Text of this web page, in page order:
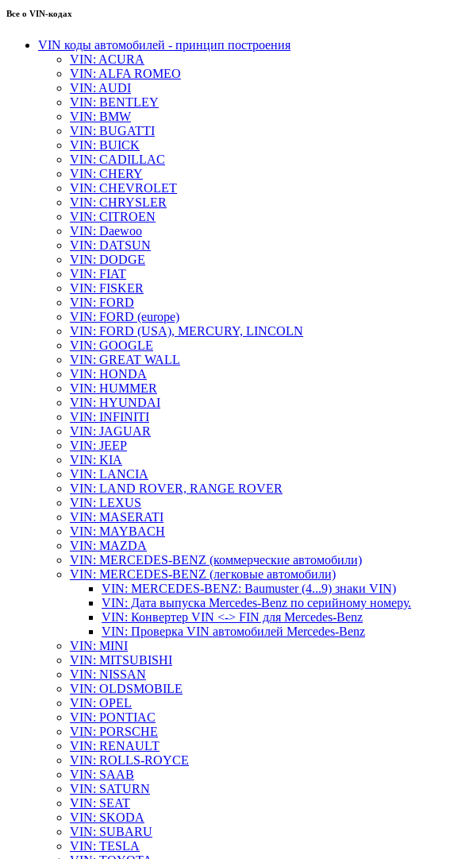
Все о VIN-кодах
VIN коды автомобилей - принцип построения
VIN: ACURA
VIN: ALFA ROMEO
VIN: AUDI
VIN: BENTLEY
VIN: BMW
VIN: BUGATTI
VIN: BUICK
VIN: CADILLAC
VIN: CHERY
VIN: CHEVROLET
VIN: CHRYSLER
VIN: CITROEN
VIN: Daewoo
VIN: DATSUN
VIN: DODGE
VIN: FIAT
VIN: FISKER
VIN: FORD
VIN: FORD (europe)
VIN: FORD (USA), MERCURY, LINCOLN
VIN: GOOGLE
VIN: GREAT WALL
VIN: HONDA
VIN: HUMMER
VIN: HYUNDAI
VIN: INFINITI
VIN: JAGUAR
VIN: JEEP
VIN: KIA
VIN: LANCIA
VIN: LAND ROVER, RANGE ROVER
VIN: LEXUS
VIN: MASERATI
VIN: MAYBACH
VIN: MAZDA
VIN: MERCEDES-BENZ (коммерческие автомобили)
VIN: MERCEDES-BENZ (легковые автомобили)
VIN: MERCEDES-BENZ: Baumuster (4...9) знаки VIN)
VIN: Дата выпуска Mercedes-Benz по серийному номеру.
VIN: Конвертер VIN <-> FIN для Mercedes-Benz
VIN: Проверка VIN автомобилей Mercedes-Benz
VIN: MINI
VIN: MITSUBISHI
VIN: NISSAN
VIN: OLDSMOBILE
VIN: OPEL
VIN: PONTIAC
VIN: PORSCHE
VIN: RENAULT
VIN: ROLLS-ROYCE
VIN: SAAB
VIN: SATURN
VIN: SEAT
VIN: SKODA
VIN: SUBARU
VIN: TESLA